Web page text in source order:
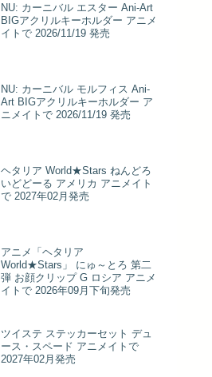
NU: カーニバル エスター Ani-Art
BIGアクリルキーホルダー アニメ
イトで 2026/11/19 発売
NU: カーニバル モルフィス Ani-
Art BIGアクリルキーホルダー ア
ニメイトで 2026/11/19 発売
ヘタリア World★Stars ねんどろ
いどどーる アメリカ アニメイト
で 2027年02月発売
アニメ「ヘタリア
World★Stars」 にゅ～とろ 第二
弾 お顔クリップ G ロシア アニメ
イトで 2026年09月下旬発売
ツイステ ステッカーセット デュ
ース・スペード アニメイトで
2027年02月発売